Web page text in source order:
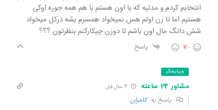
انتخابم کردم و مدتیه که با اون هستم با هم همه جوره اوکی
هستیم اما تا زن اولم هس نمیخواد همسرم بشه درکل میخواد
شش دانگ مال اون باشم تا دوزن.چیکارکنم بنظرتون ؟؟؟
-7 پاسخ
ویرایشگر
مشاور 24 ساعته 4 سال قبل
پاسخ بهکامران